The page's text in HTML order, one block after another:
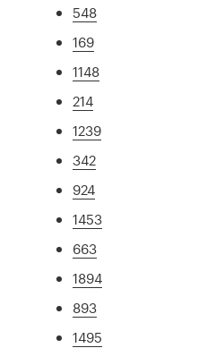
548
169
1148
214
1239
342
924
1453
663
1894
893
1495